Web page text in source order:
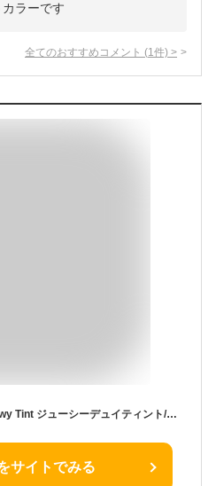
ラーです
全てのおすすめコメント (1 件) >
「公式」デイジーク Juicy Dewy Tint ジューシーデュイティント/口紅/ティント/ティント (#15 Orange Coke)
サイトでみる